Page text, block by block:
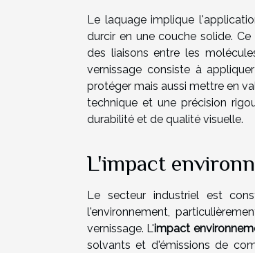
Le laquage implique
durcir en une couche solide.
des liaisons entre les
vernissage consiste à
protéger mais aussi mettre en
technique et une précision
durabilité et de qualité visuelle.
L'impact
Le secteur industriel est
l'environnement,
vernissage. L'impact
solvants et d'émissions de